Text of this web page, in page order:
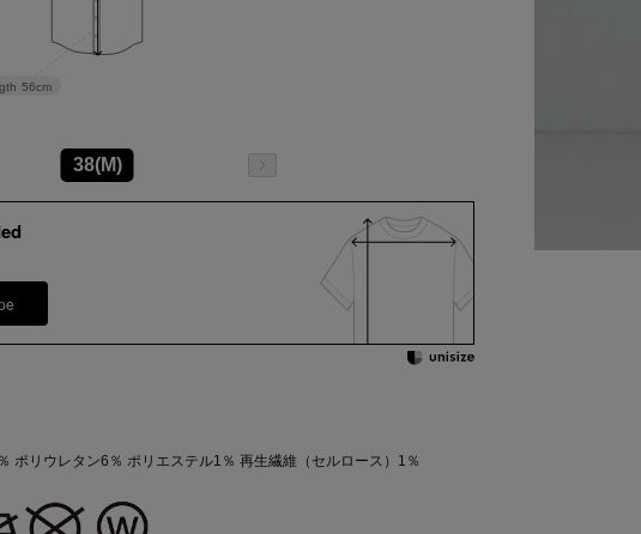
56cm
38(M)
ポリウレタン6％ ポリエステル1％ 再生繊維（セルロース）1％